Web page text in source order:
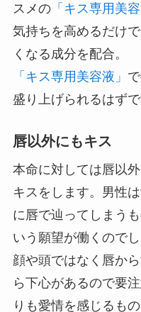
スメの「キス専用美容
気持ちを高めるだけ
くなる成分を配合。
「キス専用美容液」
盛り上げられるはずで
唇以外にもキス
本命に対しては唇以
キスをします。男性
に唇で辿ってしまう
いう願望が働くのでし
顔や頭ではなく唇か
ら下心があるので要注
りも愛情を感じるもの